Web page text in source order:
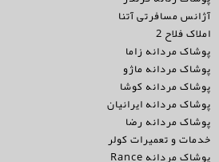
آژانس مسافرتی آتنا
املاک فلاح 2
پوشاک مردانه زاما
پوشاک مردانه ماژو
پوشاک مردانه کوشا
پوشاک مردانه ایرانیان
پوشاک مردانه رضا
خدمات و تعمیرات کولر
پوشاک مردانه Rance